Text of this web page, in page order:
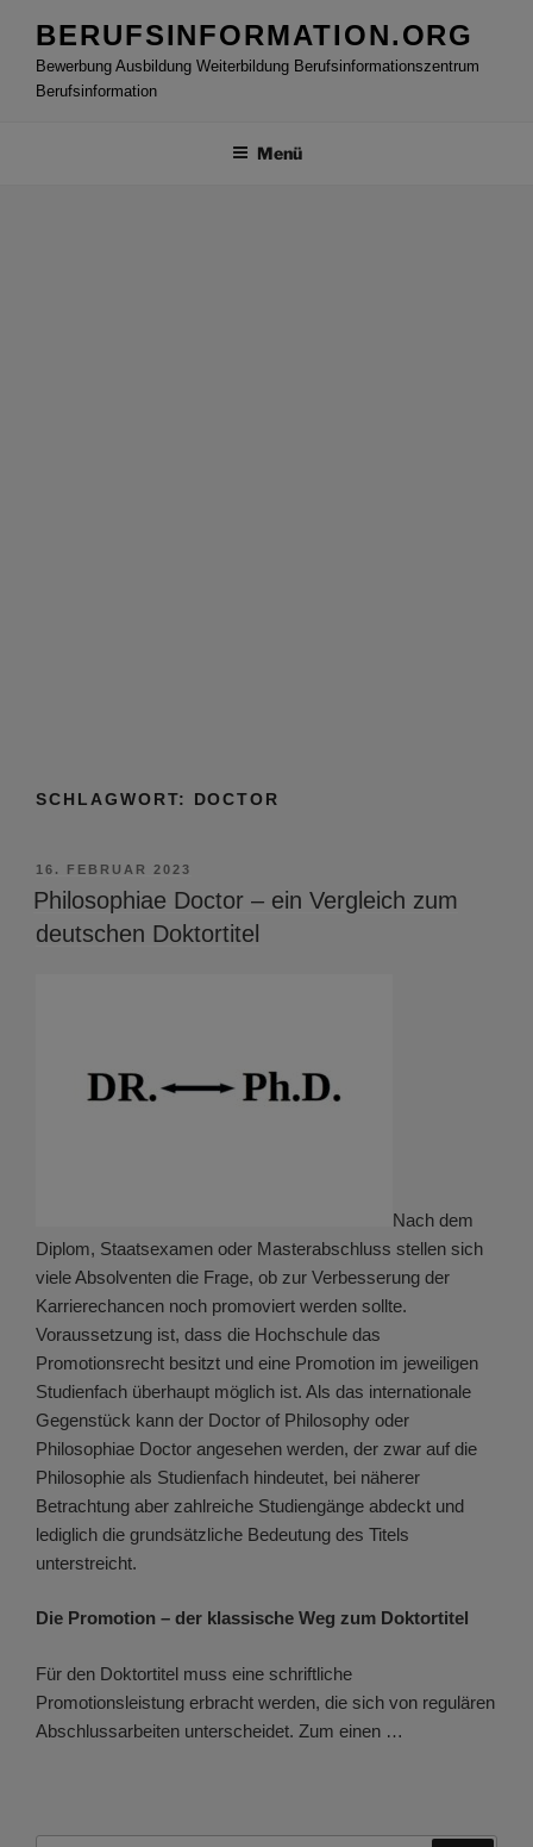
Inhalt
springen
BERUFSINFORMATION.ORG
Bewerbung Ausbildung Weiterbildung Berufsinformationszentrum
Berufsinformation
Menü
SCHLAGWORT: DOCTOR
VERÖFFENTLICHT
AM
16. FEBRUAR 2023
Philosophiae Doctor – ein Vergleich zum
deutschen Doktortitel
Nach dem
Diplom, Staatsexamen oder Masterabschluss stellen sich
viele Absolventen die Frage, ob zur Verbesserung der
Karrierechancen noch promoviert werden sollte.
Voraussetzung ist, dass die Hochschule das
Promotionsrecht besitzt und eine Promotion im jeweiligen
Studienfach überhaupt möglich ist. Als das internationale
Gegenstück kann der Doctor of Philosophy oder
Philosophiae Doctor angesehen werden, der zwar auf die
Philosophie als Studienfach hindeutet, bei näherer
Betrachtung aber zahlreiche Studiengänge abdeckt und
lediglich die grundsätzliche Bedeutung des Titels
unterstreicht.
Die Promotion – der klassische Weg zum Doktortitel
Für den Doktortitel muss eine schriftliche
Promotionsleistung erbracht werden, die sich von regulären
Abschlussarbeiten unterscheidet. Zum einen …